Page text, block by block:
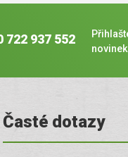
722 937 552
novinek
Časté dotazy